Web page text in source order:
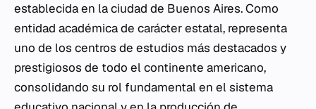
establecida en la ciudad de Buenos Aires. Como
entidad académica de carácter estatal, representa
uno de los centros de estudios más destacados y
prestigiosos de todo el continente americano,
consolidando su rol fundamental en el sistema